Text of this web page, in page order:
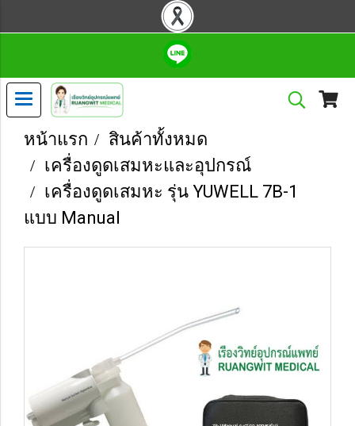
หน้าแรก
สินค้าทั้งหมด
เครื่องดูดเสมหะและอุปกรณ์
เครื่องดูดเสมหะ รุ่น YUWELL 7B-1
แบบ Manual